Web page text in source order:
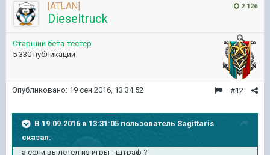
2 126
[ATLAN]
Dieseltruck
Старший бета-тестер
5 330 публикаций
#12
Опубликовано: 19 сен 2016, 13:34:52
В 19.09.2016 в 13:31:05 пользователь Sagittaris
сказал:
а если вылетел из игры - штраф ?